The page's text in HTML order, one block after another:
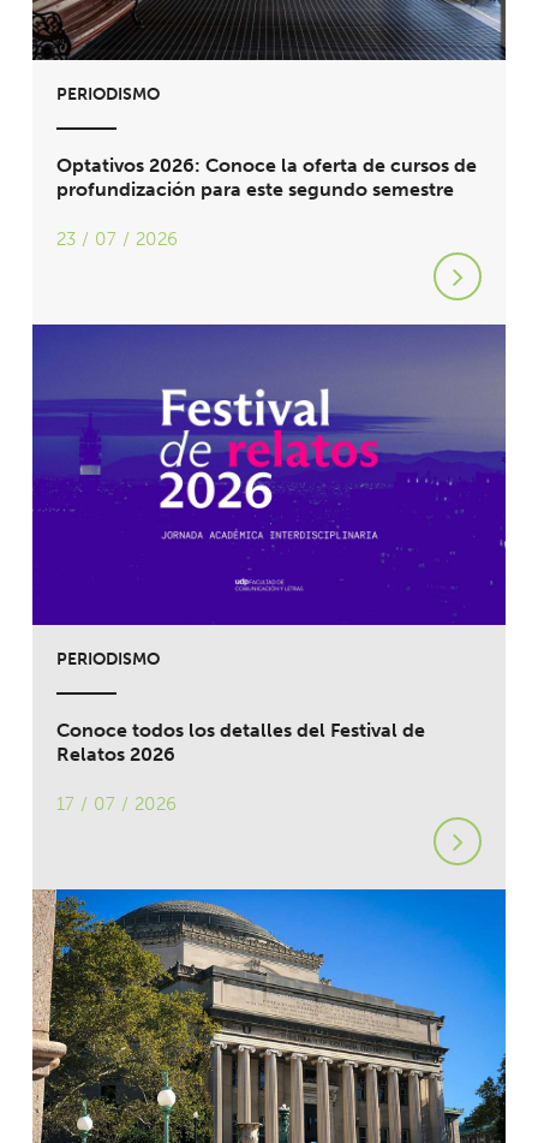
PERIODISMO
Optativos 2026: Conoce la oferta de cursos de
profundización para este segundo semestre
23 / 07 / 2026
PERIODISMO
Conoce todos los detalles del Festival de
Relatos 2026
17 / 07 / 2026